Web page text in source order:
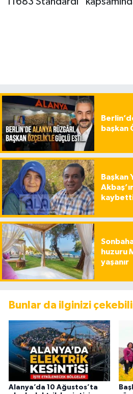
başkan
Başkan
huzuru
yaşanır
Bunlar da ilginizi
Alanya’da 10 Ağustos’ta